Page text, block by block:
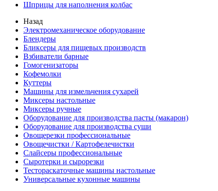
Шприцы для наполнения колбас
Назад
Электромеханическое оборудование
Блендеры
Бликсеры для пищевых производств
Взбиватели барные
Гомогенизаторы
Кофемолки
Куттеры
Машины для измельчения сухарей
Миксеры настольные
Миксеры ручные
Оборудование для производства пасты (макарон)
Оборудование для производства суши
Овощерезки профессиональные
Овощечистки / Картофелечистки
Слайсеры профессиональные
Сыротерки и сырорезки
Тестораскаточные машины настольные
Универсальные кухонные машины